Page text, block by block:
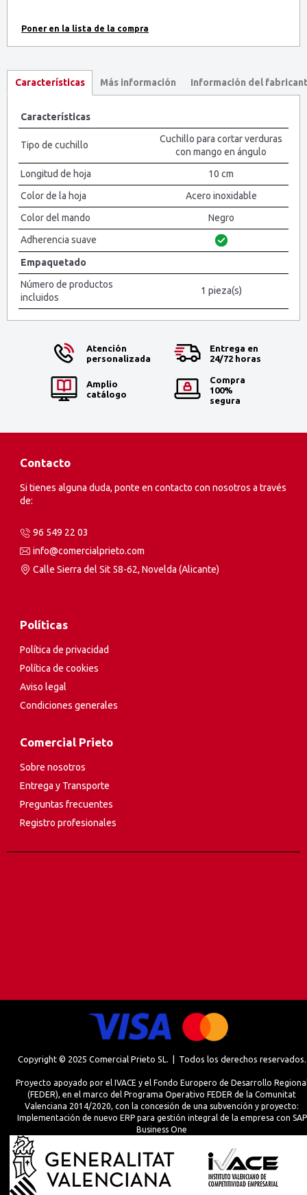
Características Más información Información del
Características
Tipo de cuchillo
Cuchillo para cortar verduras
con mango en ángulo
Longitud de hoja
10 cm
Color de la hoja
Acero inoxidable
Color del mando
Negro
Adherencia suave
Empaquetado
Número de productos
incluidos
1 pieza(s)
Atención
personalizada
Entrega en
24/72 horas
Amplio
catálogo
Compra
100%
segura
Contacto
Si tienes alguna duda, ponte en contacto con nosotros a través
de:
96 549 22 03
info@comercialprieto.com
Calle Sierra del Sit 58-62, Novelda (Alicante)
Políticas
Política de privacidad
Política de cookies
Aviso legal
Condiciones generales
Comercial Prieto
Sobre nosotros
Entrega y Transporte
Preguntas frecuentes
Registro profesionales
Copyright © 2025 Comercial Prieto SL. | Todos los derechos reservados.
Proyecto apoyado por el IVACE y el Fondo Europero de Desarrollo
(FEDER), en el marco del Programa Operativo FEDER de la Comunitat
Valenciana 2014/2020, con la concesión de una subvención y proyecto:
Implementación de nuevo ERP para gestión integral de la empresa con SAP
Business One